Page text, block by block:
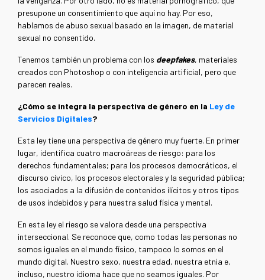
presupone un consentimiento que aquí no hay. Por eso,
hablamos de abuso sexual basado en la imagen, de material
sexual no consentido.
Tenemos también un problema con los deepfakes, materiales
creados con Photoshop o con inteligencia artificial, pero que
parecen reales.
¿Cómo se integra la perspectiva de género en la Ley de
Servicios Digitales?
Esta ley tiene una perspectiva de género muy fuerte. En primer
lugar, identifica cuatro macroáreas de riesgo: para los
derechos fundamentales; para los procesos democráticos, el
discurso cívico, los procesos electorales y la seguridad pública;
los asociados a la difusión de contenidos ilícitos y otros tipos
de usos indebidos y para nuestra salud física y mental.
En esta ley el riesgo se valora desde una perspectiva
interseccional. Se reconoce que, como todas las personas no
somos iguales en el mundo físico, tampoco lo somos en el
mundo digital. Nuestro sexo, nuestra edad, nuestra etnia e,
incluso, nuestro idioma hace que no seamos iguales. Por